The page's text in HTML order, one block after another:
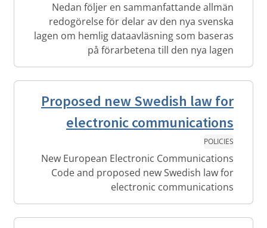
Nedan följer en sammanfattande allmän
redogörelse för delar av den nya svenska
lagen om hemlig dataavläsning som baseras
på förarbetena till den nya lagen
Proposed new Swedish law for
electronic communications
POLICIES
New European Electronic Communications
Code and proposed new Swedish law for
electronic communications